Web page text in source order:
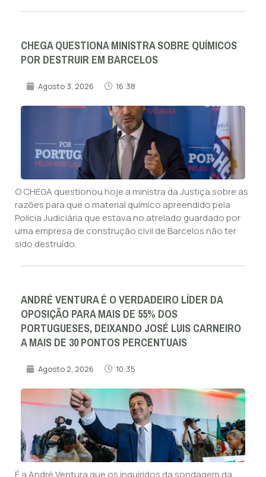
CHEGA QUESTIONA MINISTRA SOBRE QUÍMICOS
POR DESTRUIR EM BARCELOS
Agosto 3, 2026 16:38
O CHEGA questionou hoje a ministra da Justiça sobre as
razões para que o material químico apreendido pela
Polícia Judiciária que estava no atrelado guardado por
uma empresa de construção civil de Barcelos não ter
sido destruído.
ANDRÉ VENTURA É O VERDADEIRO LÍDER DA
OPOSIÇÃO PARA MAIS DE 55% DOS
PORTUGUESES, DEIXANDO JOSÉ LUIS CARNEIRO
A MAIS DE 30 PONTOS PERCENTUAIS
Agosto 2, 2026 10:35
É a André Ventura que os inquiridos da sondagem da